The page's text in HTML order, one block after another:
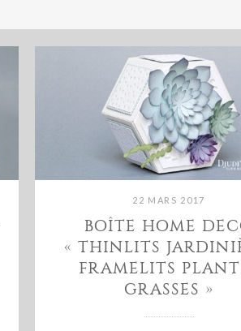
22 MARS 2017
BOÎTE HOME
« THINLITS
FRAMELITS
GRASSES »